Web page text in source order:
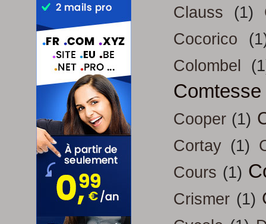
Clauss
(1)
Cocorico
Colombel
Cooper (1)
Cortay (1)
Cours (1)
Crismer (1)